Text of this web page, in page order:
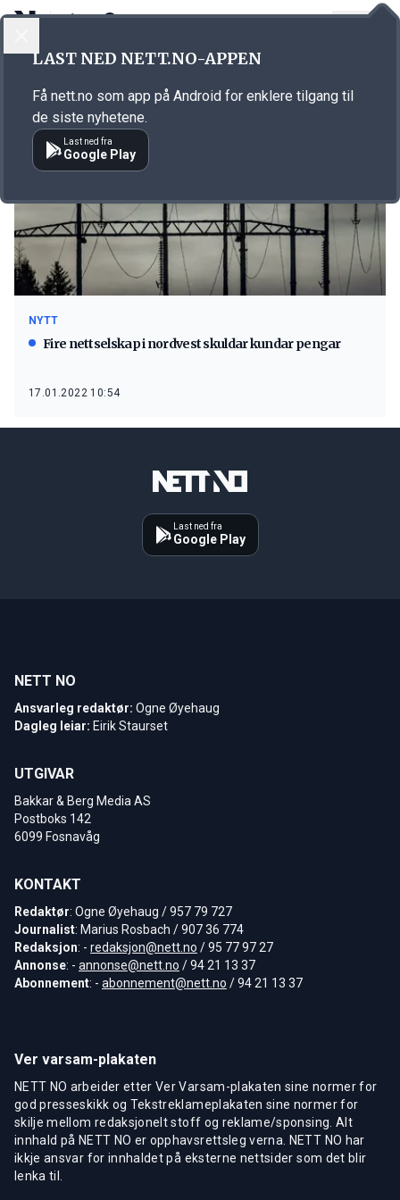
Emne: Rauma Energi
NYTT
Fire nettselskap i nordvest skuldar kundar pengar
17.01.2022 10:54
Last ned fra
Google Play
NETT NO
Ansvarleg redaktør: Ogne Øyehaug
Dagleg leiar: Eirik Staurset
UTGIVAR
Bakkar & Berg Media AS
Postboks 142
6099 Fosnavåg
KONTAKT
Redaktør: Ogne Øyehaug / 957 79 727
Journalist: Marius Rosbach / 907 36 774
Redaksjon: - redaksjon@nett.no / 95 77 97 27
Annonse: - annonse@nett.no / 94 21 13 37
Abonnement: - abonnement@nett.no / 94 21 13 37
Ver varsam-plakaten
NETT NO arbeider etter Ver Varsam-plakaten sine normer for
god presseskikk og Tekstreklameplakaten sine normer for
skilje mellom redaksjonelt stoff og reklame/sponsing. Alt
innhald på NETT NO er opphavsrettsleg verna. NETT NO har
ikkje ansvar for innhaldet på eksterne nettsider som det blir
lenka til.
LAST NED NETT.NO-APPEN
Få nett.no som app på Android for enklere tilgang til
de siste nyhetene.
Last ned fra
Google Play